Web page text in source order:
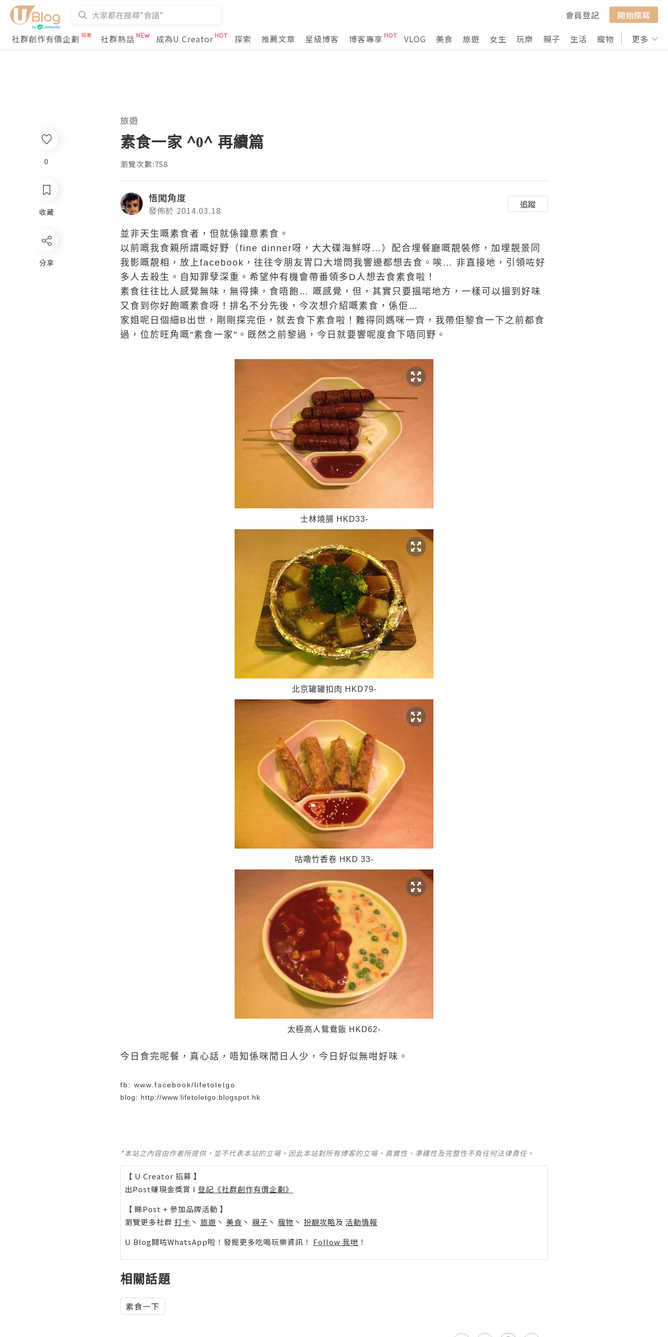
會員登記
開始撰寫
社群創作有價企劃
社群熱話 成為U Creator 探索 推薦文章 星級博客 博客專享 VLOG 美食 旅遊 女生 玩樂 親子 生活 寵物 行山 打卡
更多
0
收藏
分享
旅遊
素食一家 ^0^ 再續篇
瀏覽次數:758
悟闖角度
發佈於 2014.03.18
追蹤
並非天生嘅素食者，但就係鐘意素食。
以前嘅我食親所謂嘅好野（fine dinner呀，大大碟海鮮呀…）配合埋餐廳嘅靚裝修，加埋靚景同
我影嘅靚相，放上facebook，往往令朋友胃口大增問我響邊都想去食。唉… 非直接地，引領咗好
多人去殺生。自知罪孽深重。希望仲有機會帶番領多D人想去食素食啦！
素食往往比人感覺無味，無得揀，食唔飽… 嘅感覺，但，其實只要搵啱地方，一樣可以搵到好味
又食到你好飽嘅素食呀！排名不分先後，今次想介紹嘅素食，係佢…
家姐呢日個細B出世，剛剛探完佢，就去食下素食啦！難得同媽咪一齊，我帶佢黎食一下之前都食
過，位於旺角嘅"素食一家"。既然之前黎過，今日就要響呢度食下唔同野。
士林燒腸 HKD33-
北京罐罐扣肉 HKD79-
咕嚕竹香卷 HKD 33-
太極高人鴛鴦飯 HKD62-
今日食完呢餐，真心話，唔知係咪閒日人少，今日好似無咁好味。
fb: www.facebook/lifetoletgo
blog: http://www.lifetoletgo.blogspot.hk
*本站之內容由作者所提供，並不代表本站的立場。因此本站對所有博客的立場、真實性、準確性及完整性不負任何法律責任。
【 U Creator 招募 】
出Post賺現金獎賞 l 登記《社群創作有價企劃》
【 睇Post + 參加品牌活動 】
瀏覽更多社群 打卡 丶 旅遊 丶 美食 丶 親子 丶 寵物 丶 扮靚攻略及 活動情報
U Blog開咗WhatsApp啦！發掘更多吃喝玩樂資訊！ Follow 我哋 ！
相關話題
素食一下